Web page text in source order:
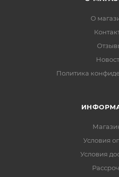
О
Политика
Условия
Условия